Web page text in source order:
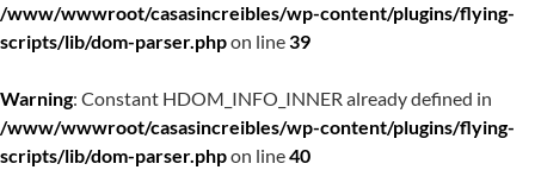
/www/wwwroot/casasincreibles/wp-content/plugins/flying-
scripts/lib/dom-parser.phpon line39
Warning: Constant HDOM_INFO_INNER already defined in
/www/wwwroot/casasincreibles/wp-content/plugins/flying-
scripts/lib/dom-parser.phpon line40